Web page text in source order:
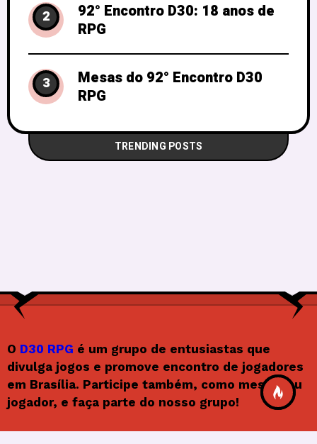
2
92° Encontro D30: 18 anos de
RPG
3
Mesas do 92° Encontro D30
RPG
TRENDING POSTS
O D30 RPG é um grupo de entusiastas que
divulga jogos e promove encontro de jogadores
em Brasília. Participe também, como mestre ou
jogador, e faça parte do nosso grupo!